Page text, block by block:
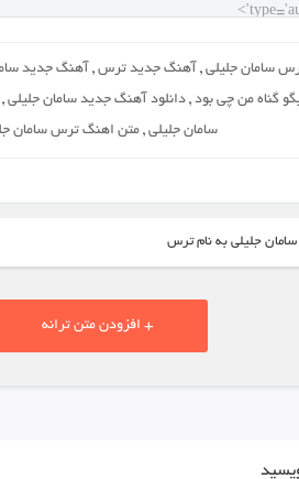
سامان جلیلی, آهنگ جدید ترس, آهنگ جدید
گناه من چی بود, دانلود آهنگ جدید سامان جلیلی,
سامان جلیلی ,متن اهنگ ترس سامان
سامان جلیلی به نام ترس
+ افزودن متن ترانه